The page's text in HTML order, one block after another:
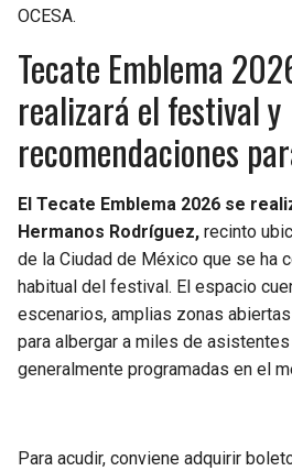
OCESA.
Tecate Emblema
realizará el festival y
recomendaciones
El Tecate Emblema 2026 se
Hermanos Rodríguez, recinto
de la Ciudad de México que se ha
habitual del festival. El espacio
escenarios, amplias zonas
para albergar a miles de
generalmente programadas en el
Para acudir, conviene adquirir